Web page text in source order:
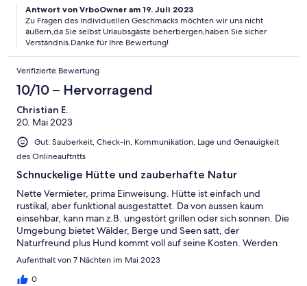
Antwort von VrboOwner am 19. Juli 2023
Zu Fragen des individuellen Geschmacks möchten wir uns nicht
äußern,da Sie selbst Urlaubsgäste beherbergen,haben Sie sicher
Verständnis.Danke für Ihre Bewertung!
Verifizierte Bewertung
10/10 – Hervorragend
Christian E.
20. Mai 2023
Gut: Sauberkeit, Check-in, Kommunikation, Lage und Genauigkeit
des Onlineauftritts
Schnuckelige Hütte und zauberhafte Natur
Nette Vermieter, prima Einweisung. Hütte ist einfach und
rustikal, aber funktional ausgestattet. Da von aussen kaum
einsehbar, kann man z.B. ungestört grillen oder sich sonnen. Die
Umgebung bietet Wälder, Berge und Seen satt, der
Naturfreund plus Hund kommt voll auf seine Kosten. Werden
auf jeden Fall wiederkommen!
Aufenthalt von 7 Nächten im Mai 2023
0